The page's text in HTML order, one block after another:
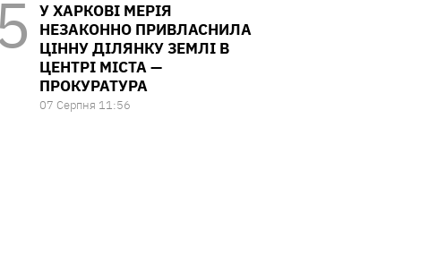
У ХАРКОВІ МЕРІЯ
НЕЗАКОННО ПРИВЛАСНИЛА
ЦІННУ ДІЛЯНКУ ЗЕМЛІ В
ЦЕНТРІ МІСТА —
ПРОКУРАТУРА
07 Серпня 11:56